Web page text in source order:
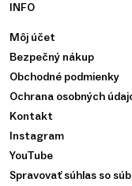
INFO
Môj účet
Bezpečný nákup
Obchodné podmienky
Ochrana osobných
Kontakt
Instagram
YouTube
Spravovať súhlas so